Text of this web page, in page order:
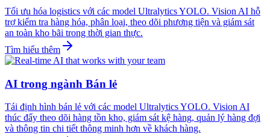
Tối ưu hóa logistics với các model Ultralytics YOLO. Vision AI hỗ
trợ kiểm tra hàng hóa, phân loại, theo dõi phương tiện và giám sát
an toàn kho bãi trong thời gian thực.
Tìm hiểu thêm
AI trong ngành Bán lẻ
Tái định hình bán lẻ với các model Ultralytics YOLO. Vision AI
thúc đẩy theo dõi hàng tồn kho, giám sát kệ hàng, quản lý hàng đợi
và thông tin chi tiết thông minh hơn về khách hàng.